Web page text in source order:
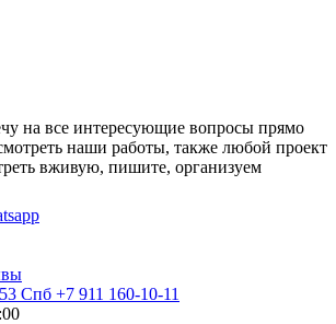
на все интересующие вопросы прямо
наши работы, также любой проект
вживую, пишите, организуем
Спб +7 911 160-10-11